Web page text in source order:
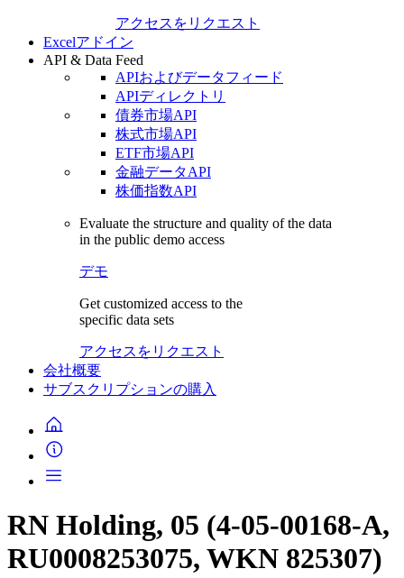
アクセスをリクエスト
Excelアドイン
API & Data Feed
APIおよびデータフィード
APIディレクトリ
債券市場API
株式市場API
ETF市場API
金融データAPI
株価指数API
Evaluate the structure and quality of the data
in the public demo access
デモ
Get customized access to the
specific data sets
アクセスをリクエスト
会社概要
サブスクリプションの購入
RN Holding, 05 (4-05-00168-A,
RU0008253075, WKN 825307)